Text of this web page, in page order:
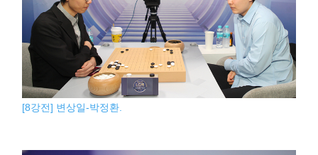
[8강전] 변상일-박정환.